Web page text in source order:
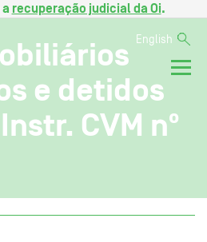
recuperação judicial da Oi.
English
e detidos
CVM nº